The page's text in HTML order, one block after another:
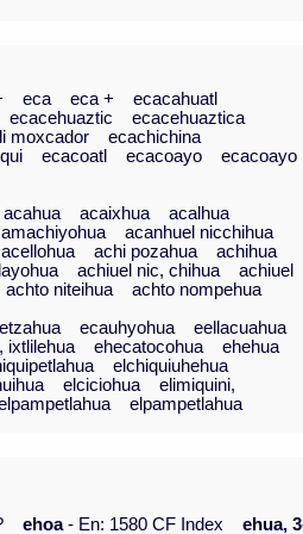
eca eca +
ecacahuatl
ecacehuaztic
ecacehuaztica
moxcador
ecachichina
ecacoatl ecacoayo
ecacoayo
acahua acaixhua
acalhua
acanhuel nicchihua
acellohua achi pozahua
achihua
achiuel nic, chihua
achiuel
achto niteihua
achto nompehua
ecauhyohua
eellacuahua
ixtlilehua ehecatocohua
ehehua
elchiquiuhehua
elciciohua
elimiquini,
elpampetlahua
ehoa- En: 1580 CF Index ehua,